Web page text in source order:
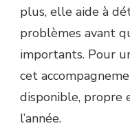
plus, elle aide à
problèmes avant
importants. Pour
cet
disponible, propre
l’année.